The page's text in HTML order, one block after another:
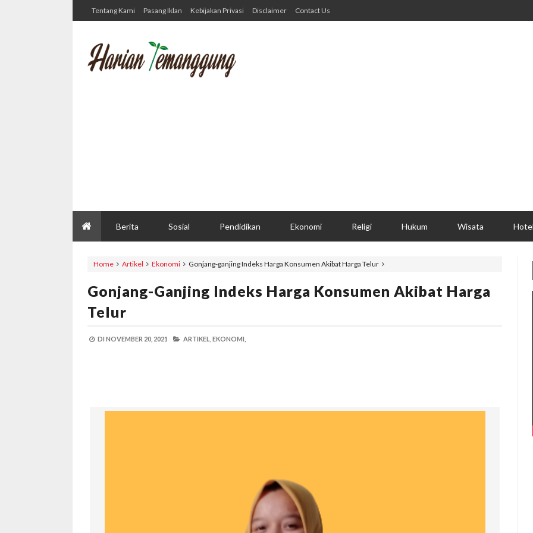
Tentang Kami Pasang Iklan Kebijakan Privasi Disclaimer Contact Us
Berita Sosial Pendidikan Ekonomi Religi Hukum Wisata Hotel
Home Artikel Ekonomi Gonjang-ganjing Indeks Harga Konsumen Akibat Harga Telur
Gonjang-Ganjing Indeks Harga Konsumen Akibat Harga
Telur
DI NOVEMBER 20, 2021 ARTIKEL, EKONOMI,